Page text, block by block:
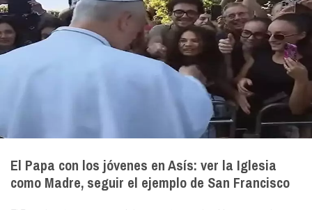
El Papa con los jóvenes en Asís: ver la Iglesia
como Madre, seguir el ejemplo de San Francisco